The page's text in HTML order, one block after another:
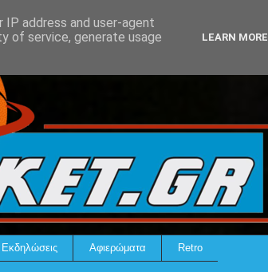
Εκδηλώσεις Αφιερώματα Retro
address and user-agent
of service, generate usage
LEARN MORE